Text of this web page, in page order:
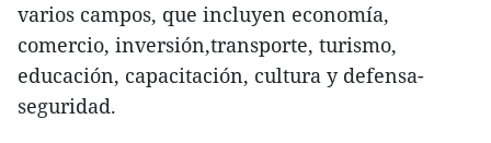
varios campos, que incluyen economía,
comercio, inversión,transporte, turismo,
educación, capacitación, cultura y defensa-
seguridad.